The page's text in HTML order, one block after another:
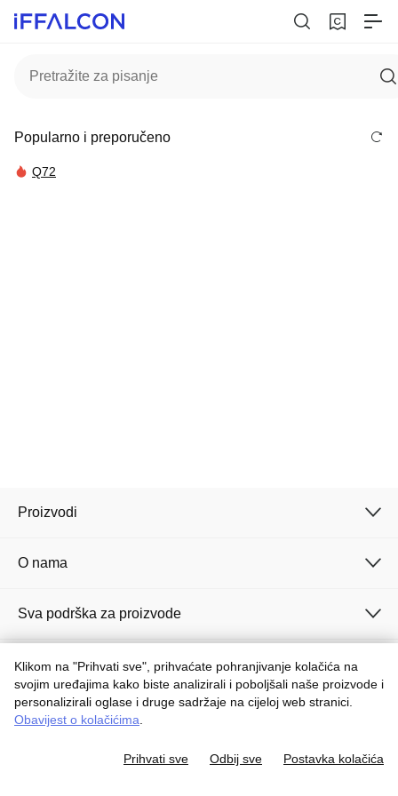
Popularno i preporučeno
Q72
Proizvodi
O nama
Sva podrška za proizvode
Croatia / Croatian
Uvjeti korištenja Postavke kolačića
Autorsko pravo © 2026 iFFALCON. Sva prava pridržana.
Klikom na "Prihvati sve", prihvaćate pohranjivanje kolačića na
svojim uređajima kako biste analizirali i poboljšali naše proizvode i
personalizirali oglase i druge sadržaje na cijeloj web stranici.
Obavijest o kolačićima
Prihvati sve Odbij sve Postavka kolačića